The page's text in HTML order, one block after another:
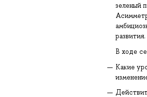
зеленый
развития.
В ходе
Какие